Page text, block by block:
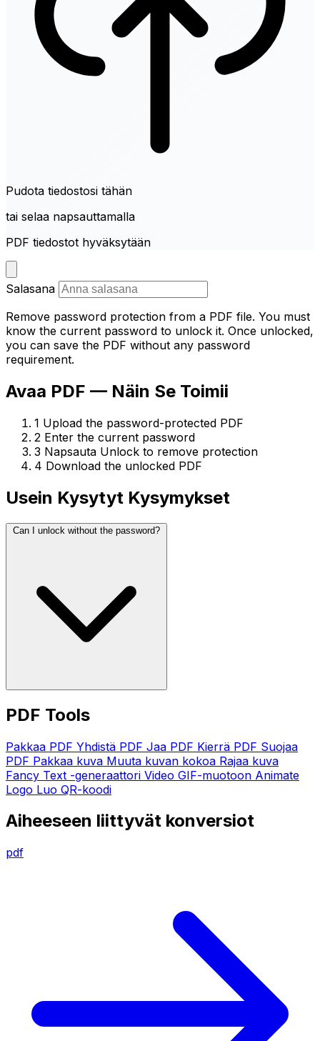
Pudota tiedostosi tähän
tai selaa napsauttamalla
PDF tiedostot hyväksytään
Salasana
Remove password protection from a PDF file. You must
know the current password to unlock it. Once unlocked,
you can save the PDF without any password
requirement.
Avaa PDF — Näin Se Toimii
1 Upload the password-protected PDF
2 Enter the current password
3 Napsauta Unlock to remove protection
4 Download the unlocked PDF
Usein Kysytyt Kysymykset
Can I unlock without the password?
PDF Tools
Pakkaa PDF Yhdistä PDF Jaa PDF Kierrä PDF Suojaa
PDF Pakkaa kuva Muuta kuvan kokoa Rajaa kuva
Fancy Text -generaattori Video GIF-muotoon Animate
Logo Luo QR-koodi
Aiheeseen liittyvät konversiot
pdf